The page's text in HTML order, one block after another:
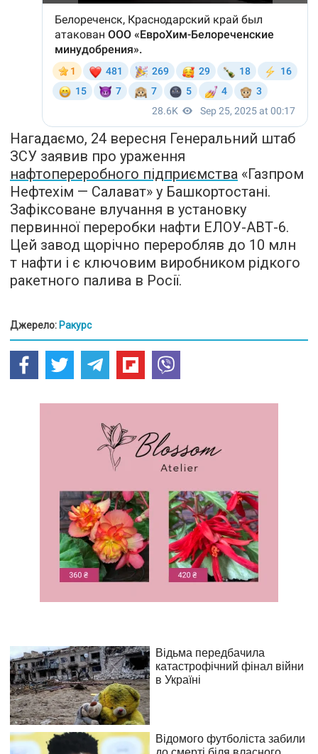
Нагадаємо, 24 вересня Генеральний штаб
ЗСУ заявив про ураження
нафтопереробного підприємства «Газпром
Нефтехім — Салават» у Башкортостані.
Зафіксоване влучання в установку
первинної переробки нафти ЕЛОУ-АВТ-6.
Цей завод щорічно переробляв до 10 млн
т нафти і є ключовим виробником рідкого
ракетного палива в Росії.
Джерело: Ракурс